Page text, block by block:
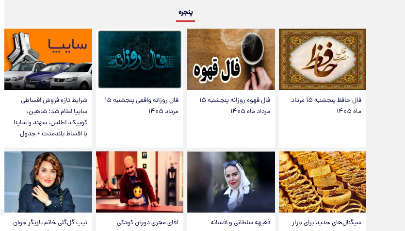
پنجره
فال حافظ پنجشنبه ۱۵ مرداد
ماه ۱۴۰۵
فال قهوه روزانه پنجشنبه ۱۵
مرداد ماه ۱۴۰۵
فال روزانه واقعی پنجشنبه ۱۵
مرداد ۱۴۰۵
شرایط تازه فروش اقساطی
سایپا اعلام شد؛ شاهین،
کوییک، اطلس، سهند و ساینا
با اقساط بلندمدت + جدول
سیگنال‌های جدید برای بازار
فقیهه سلطانی و افسانه
آقای مجریِ دوران کودکی
تیپ گل‌گلی خانم بازیگر جوان